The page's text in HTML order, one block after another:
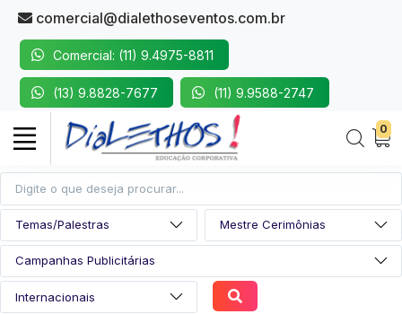
comercial@dialethoseventos.com.br
Comercial: (11) 9.4975-8811
(13) 9.8828-7677 (11) 9.9588-2747
0